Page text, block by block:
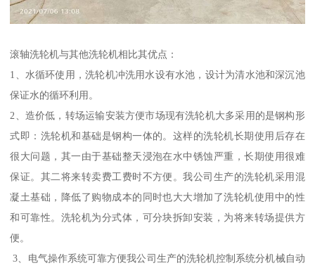
滚轴洗轮机与其他洗轮机相比其优点：
1、水循环使用，洗轮机冲洗用水设有水池，设计为清水池和深沉池
保证水的循环利用。
2、造价低，转场运输安装方便市场现有洗轮机大多采用的是钢构形
式即：洗轮机和基础是钢构一体的。这样的洗轮机长期使用后存在
很大问题，其一由于基础整天浸泡在水中锈蚀严重，长期使用很难
保证。其二将来转卖费工费时不方便。我公司生产的洗轮机采用混
凝土基础，降低了购物成本的同时也大大增加了洗轮机使用中的性
和可靠性。洗轮机为分式体，可分块拆卸安装，为将来转场提供方
便。
3、电气操作系统可靠方便我公司生产的洗轮机控制系统分机械自动